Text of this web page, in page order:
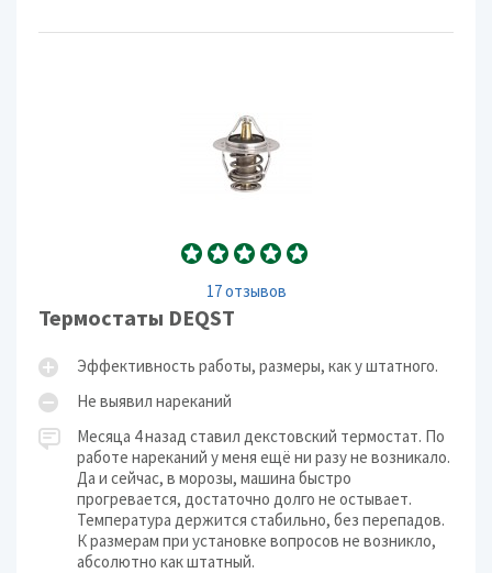
17 отзывов
Термостаты DEQST
Эффективность работы, размеры, как у штатного.
Не выявил нареканий
Месяца 4 назад ставил декстовский термостат. По
работе нареканий у меня ещё ни разу не возникало.
Да и сейчас, в морозы, машина быстро
прогревается, достаточно долго не остывает.
Температура держится стабильно, без перепадов.
К размерам при установке вопросов не возникло,
абсолютно как штатный.